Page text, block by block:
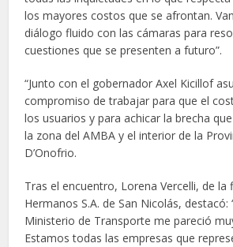
los mayores costos que se afrontan.
diálogo fluido con las cámaras para
cuestiones que se presenten a futuro”.
“Junto con el gobernador Axel Kicillof
compromiso de trabajar para que el
los usuarios y para achicar la brecha
la zona del AMBA y el interior de la
D’Onofrio.
Tras el encuentro, Lorena Vercelli, de la
Hermanos S.A. de San Nicolás, destacó:
Ministerio de Transporte me pareció
Estamos todas las empresas que